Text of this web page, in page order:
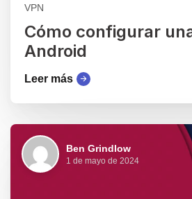
VPN
Cómo configurar
Android
Leer más
Ben Grindlow
1 de mayo de 2024